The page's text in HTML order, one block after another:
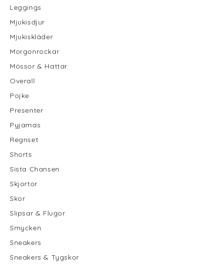
Leggings
Mjukisdjur
Mjukiskläder
Morgonrockar
Mössor & Hattar
Overall
Pojke
Presenter
Pyjamas
Regnset
Shorts
Sista Chansen
Skjortor
Skor
Slipsar & Flugor
Smycken
Sneakers
Sneakers & Tygskor